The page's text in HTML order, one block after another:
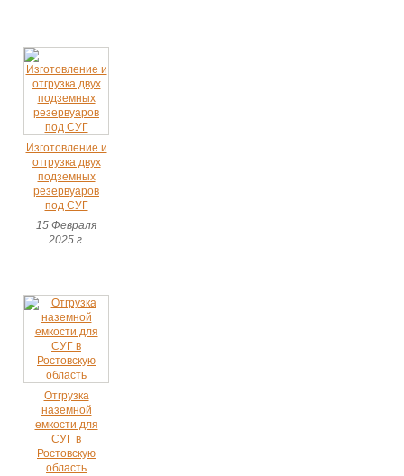
Изготовление и
отгрузка двух
подземных
резервуаров
под СУГ
15 Февраля
2025 г.
Отгрузка
наземной
емкости для
СУГ в
Ростовскую
область